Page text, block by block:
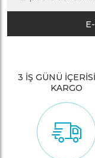
3 İŞ GÜNÜ
KARGO